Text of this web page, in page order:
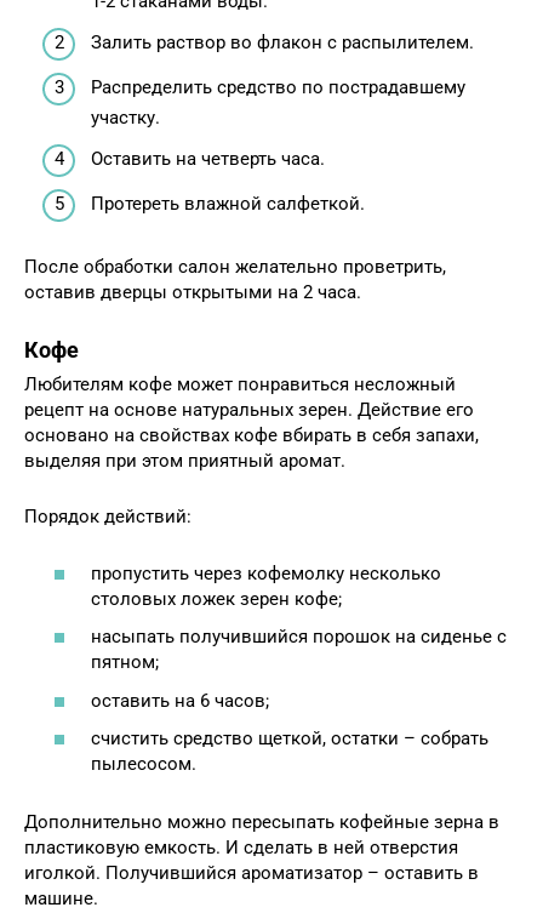
Залить раствор во флакон с распылителем.
Распределить средство по пострадавшему
участку.
Оставить на четверть часа.
Протереть влажной салфеткой.
После обработки салон желательно проветрить,
оставив дверцы открытыми на 2 часа.
Кофе
Любителям кофе может понравиться несложный
рецепт на основе натуральных зерен. Действие его
основано на свойствах кофе вбирать в себя запахи,
выделяя при этом приятный аромат.
Порядок действий:
пропустить через кофемолку несколько
столовых ложек зерен кофе;
насыпать получившийся порошок на сиденье с
пятном;
оставить на 6 часов;
счистить средство щеткой, остатки – собрать
пылесосом.
Дополнительно можно пересыпать кофейные зерна в
пластиковую емкость. И сделать в ней отверстия
иголкой. Получившийся ароматизатор – оставить в
машине.